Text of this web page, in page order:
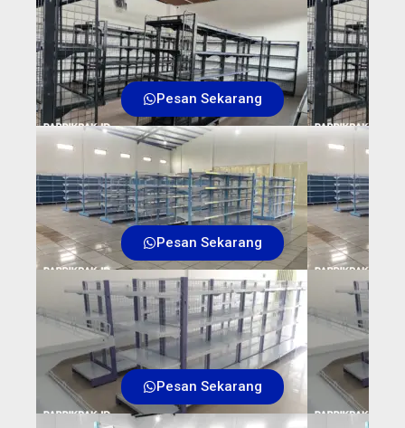
Pesan Sekarang
Pesan Sekarang
Pesan Sekarang